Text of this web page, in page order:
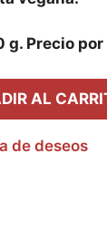
g. Precio
AL
de deseos